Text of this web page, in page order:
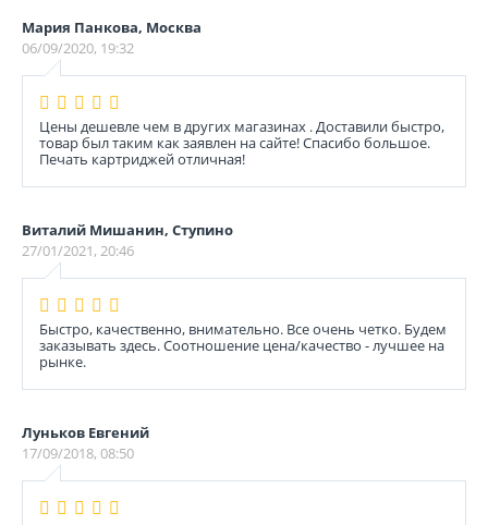
Мария Панкова, Москва
06/09/2020, 19:32
Цены дешевле чем в других магазинах . Доставили быстро,
товар был таким как заявлен на сайте! Спасибо большое.
Печать картриджей отличная!
Виталий Мишанин, Ступино
27/01/2021, 20:46
Быстро, качественно, внимательно. Все очень четко. Будем
заказывать здесь. Соотношение цена/качество - лучшее на
рынке.
Луньков Евгений
17/09/2018, 08:50